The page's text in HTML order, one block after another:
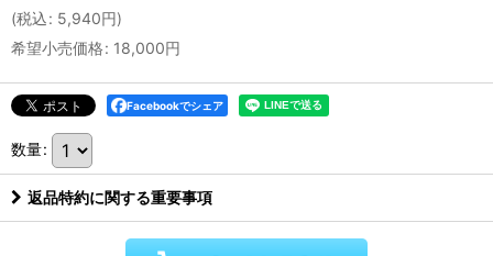
(税込: 5,940円)
希望小売価格: 18,000円
Facebookでシェア
数量:
返品特約に関する重要事項